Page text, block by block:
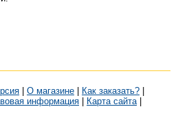
О магазине Как заказать?
информация Карта сайта|